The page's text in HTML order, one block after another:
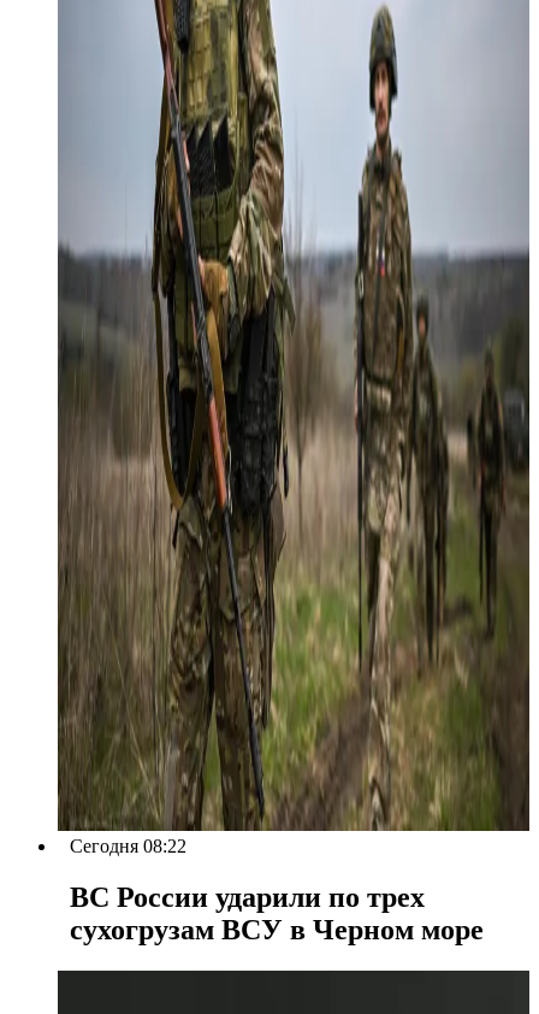
Сегодня 08:22
ВС России ударили по трех
сухогрузам ВСУ в Черном море